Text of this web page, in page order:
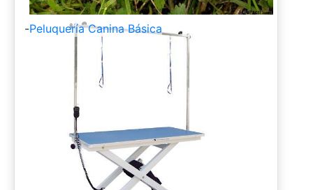
-Peluquería Canina Básica